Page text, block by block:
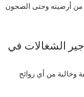
من أرضيته وحتى الصحون
الشغالات في
وخالية من أي روائح